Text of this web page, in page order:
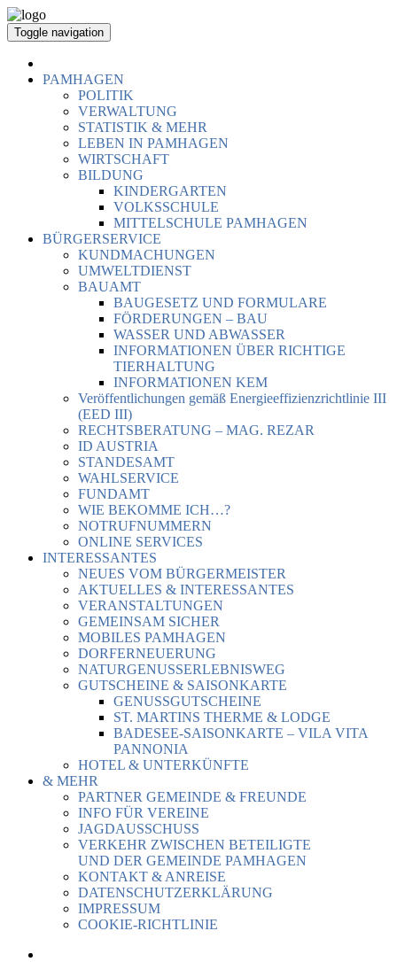
Toggle navigation
PAMHAGEN
POLITIK
VERWALTUNG
STATISTIK & MEHR
LEBEN IN PAMHAGEN
WIRTSCHAFT
BILDUNG
KINDERGARTEN
VOLKSSCHULE
MITTELSCHULE PAMHAGEN
BÜRGERSERVICE
KUNDMACHUNGEN
UMWELTDIENST
BAUAMT
BAUGESETZ UND FORMULARE
FÖRDERUNGEN – BAU
WASSER UND ABWASSER
INFORMATIONEN ÜBER RICHTIGE
TIERHALTUNG
INFORMATIONEN KEM
Veröffentlichungen gemäß Energieeffizienzrichtlinie III
(EED III)
RECHTSBERATUNG – MAG. REZAR
ID AUSTRIA
STANDESAMT
WAHLSERVICE
FUNDAMT
WIE BEKOMME ICH…?
NOTRUFNUMMERN
ONLINE SERVICES
INTERESSANTES
NEUES VOM BÜRGERMEISTER
AKTUELLES & INTERESSANTES
VERANSTALTUNGEN
GEMEINSAM SICHER
MOBILES PAMHAGEN
DORFERNEUERUNG
NATURGENUSSERLEBNISWEG
GUTSCHEINE & SAISONKARTE
GENUSSGUTSCHEINE
ST. MARTINS THERME & LODGE
BADESEE-SAISONKARTE – VILA VITA
PANNONIA
HOTEL & UNTERKÜNFTE
& MEHR
PARTNER GEMEINDE & FREUNDE
INFO FÜR VEREINE
JAGDAUSSCHUSS
VERKEHR ZWISCHEN BETEILIGTE
UND DER GEMEINDE PAMHAGEN
KONTAKT & ANREISE
DATENSCHUTZERKLÄRUNG
IMPRESSUM
COOKIE-RICHTLINIE